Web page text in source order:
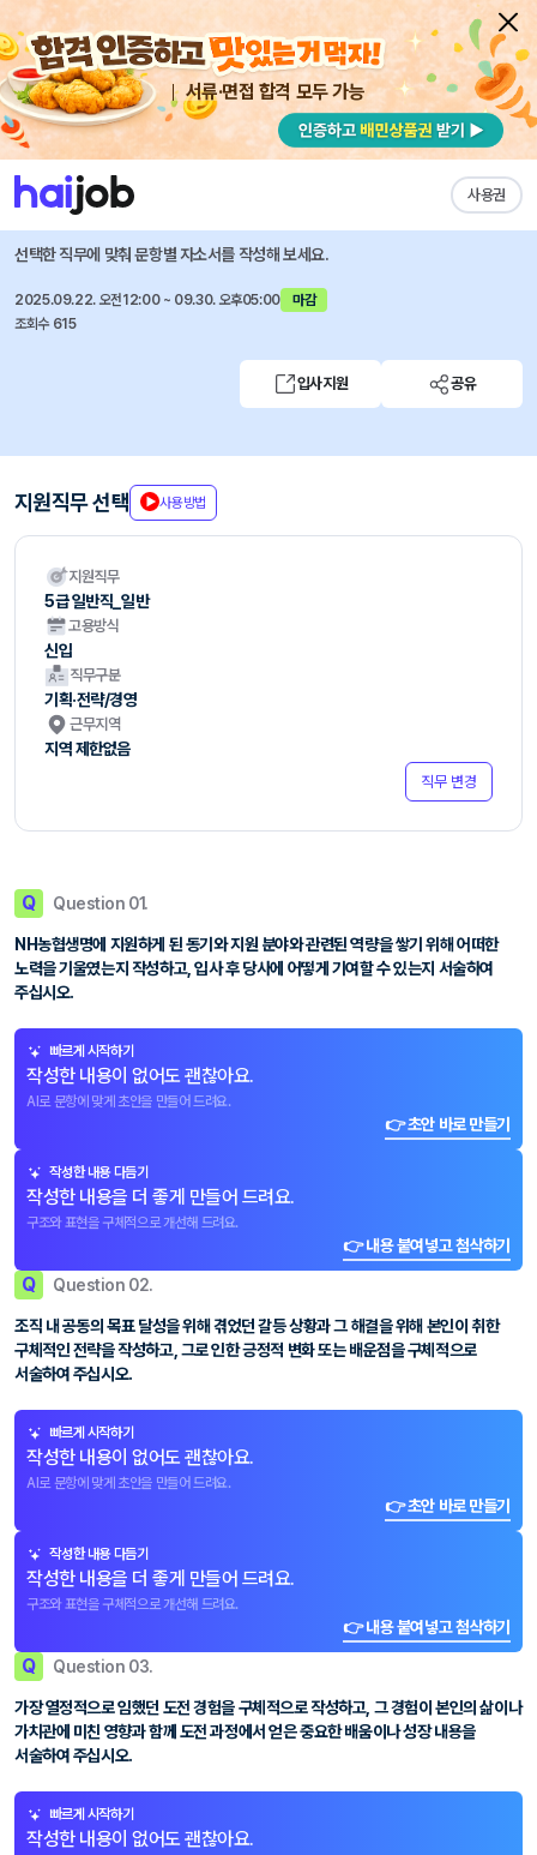
서류·면접 합격 모두 가능
사용권
채용공고 자소서 자유항목 자소서 내 작성목록
NH농협생명 즐겨찾기
2025년 하반기 5급 신규직원 채용
선택한 직무에 맞춰 문항별 자소서를 작성해 보세요.
2025.09.22. 오전12:00 ~ 09.30. 오후05:00
마감
조회수 615
입사지원 공유
지원직무 선택 사용방법
지원직무
5급 일반직_일반
고용방식
신입
직무구분
기획·전략/경영
근무지역
지역 제한없음
직무 변경
Q Question 01.
NH농협생명에 지원하게 된 동기와 지원 분야와 관련된 역량을 쌓기 위해 어떠한
노력을 기울였는지 작성하고, 입사 후 당사에 어떻게 기여할 수 있는지 서술하여
주십시오.
빠르게 시작하기
작성한 내용이 없어도 괜찮아요.
AI로 문항에 맞게 초안을 만들어 드려요.
👉 초안 바로 만들기
작성한 내용 다듬기
작성한 내용을 더 좋게 만들어 드려요.
구조와 표현을 구체적으로 개선해 드려요.
👉 내용 붙여넣고 첨삭하기
Q Question 02.
조직 내 공동의 목표 달성을 위해 겪었던 갈등 상황과 그 해결을 위해 본인이 취한
구체적인 전략을 작성하고, 그로 인한 긍정적 변화 또는 배운점을 구체적으로
서술하여 주십시오.
빠르게 시작하기
작성한 내용이 없어도 괜찮아요.
AI로 문항에 맞게 초안을 만들어 드려요.
👉 초안 바로 만들기
작성한 내용 다듬기
작성한 내용을 더 좋게 만들어 드려요.
구조와 표현을 구체적으로 개선해 드려요.
👉 내용 붙여넣고 첨삭하기
Q Question 03.
가장 열정적으로 임했던 도전 경험을 구체적으로 작성하고, 그 경험이 본인의 삶이나
가치관에 미친 영향과 함께 도전 과정에서 얻은 중요한 배움이나 성장 내용을
서술하여 주십시오.
빠르게 시작하기
작성한 내용이 없어도 괜찮아요.